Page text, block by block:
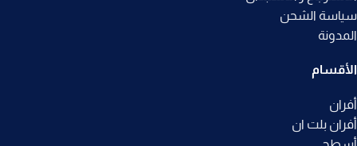
سياسة الشحن
المدونة
الأقسام
أفران
أفران بلت ان